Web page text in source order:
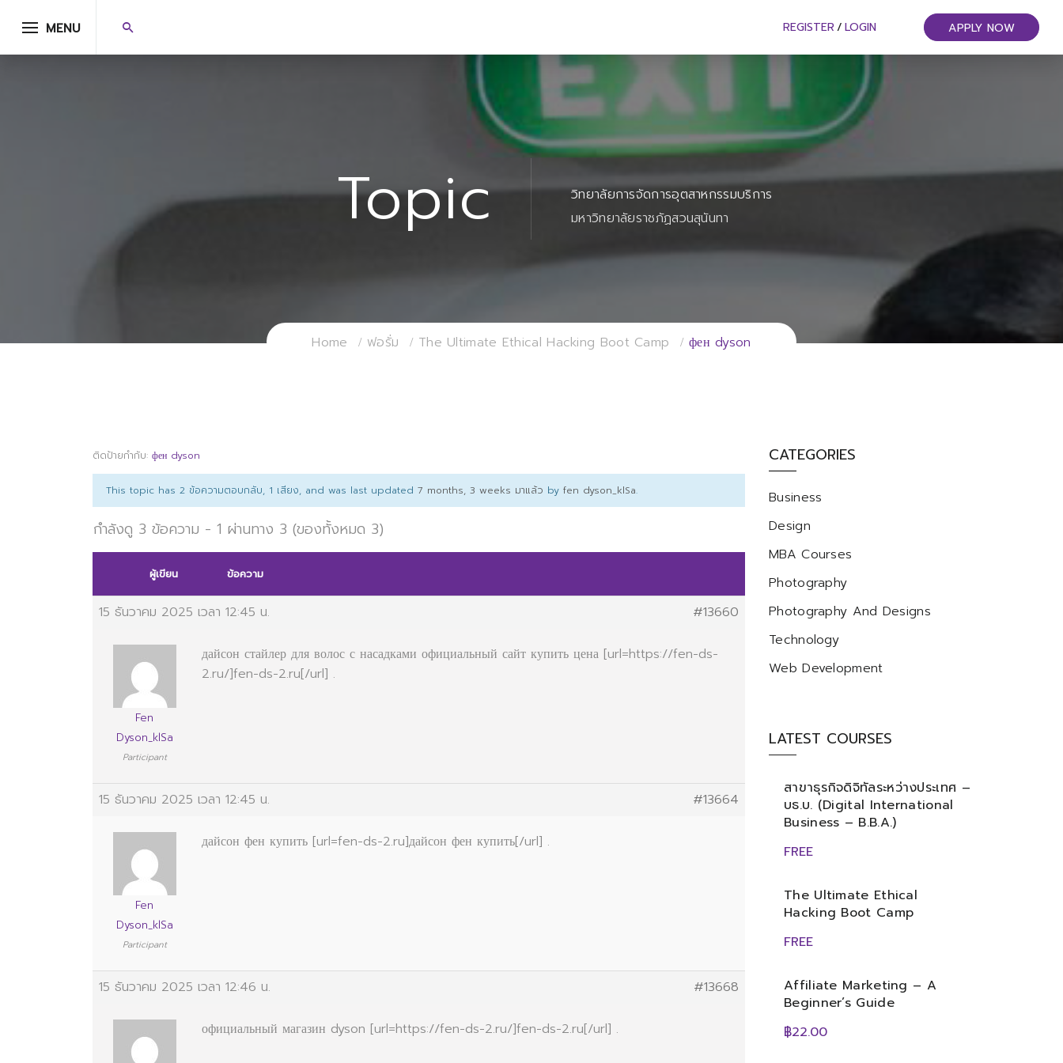
MENU REGISTER / LOGIN APPLY NOW
Topic
วิทยาลัยการจัดการอุตสาหกรรมบริการ
มหาวิทยาลัยราชภัฏสวนสุนันทา
Home ฟอรั่ม The Ultimate Ethical Hacking Boot Camp фен dyson
ติดป้ายกำกับ: фен dyson
This topic has 2 ข้อความตอบกลับ, 1 เสียง, and was last updated 7 months, 3 weeks มาแล้ว by fen dyson_klSa.
กำลังดู 3 ข้อความ - 1 ผ่านทาง 3 (ของทั้งหมด 3)
ผู้เขียน ข้อความ
15 ธันวาคม 2025 เวลา 12:45 น. #13660
Fen
Dyson_klSa
Participant
дайсон стайлер для волос с насадками официальный сайт купить цена [url=https://fen-ds-
2.ru/]fen-ds-2.ru[/url] .
15 ธันวาคม 2025 เวลา 12:45 น. #13664
Fen
Dyson_klSa
Participant
дайсон фен купить [url=fen-ds-2.ru]дайсон фен купить[/url] .
15 ธันวาคม 2025 เวลา 12:46 น. #13668
официальный магазин dyson [url=https://fen-ds-2.ru/]fen-ds-2.ru[/url] .
CATEGORIES
Business
Design
MBA Courses
Photography
Photography And Designs
Technology
Web Development
LATEST COURSES
สาขาธุรกิจดิจิทัลระหว่างประเทศ –
บธ.บ. (Digital International
Business – B.B.A.)
FREE
The Ultimate Ethical
Hacking Boot Camp
FREE
Affiliate Marketing – A
Beginner’s Guide
฿22.00